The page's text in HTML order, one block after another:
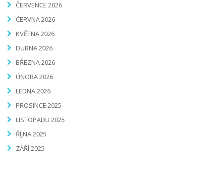
ČERVENCE 2026
ČERVNA 2026
KVĚTNA 2026
DUBNA 2026
BŘEZNA 2026
ÚNORA 2026
LEDNA 2026
PROSINCE 2025
LISTOPADU 2025
ŘÍJNA 2025
ZÁŘÍ 2025